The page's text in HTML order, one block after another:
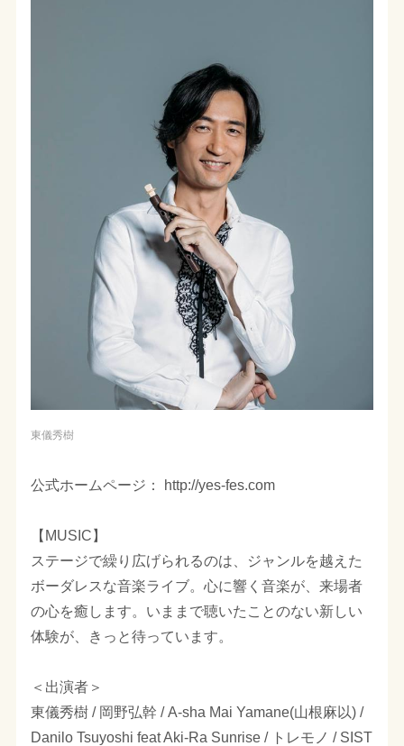
東儀秀樹
公式ホームページ： http://yes-fes.com
【MUSIC】
ステージで繰り広げられるのは、ジャンルを越えた
ボーダレスな音楽ライブ。心に響く音楽が、来場者
の心を癒します。いままで聴いたことのない新しい
体験が、きっと待っています。
＜出演者＞
東儀秀樹 / 岡野弘幹 / A-sha Mai Yamane(山根麻以) /
Danilo Tsuyoshi feat Aki-Ra Sunrise / トレモノ / SIST